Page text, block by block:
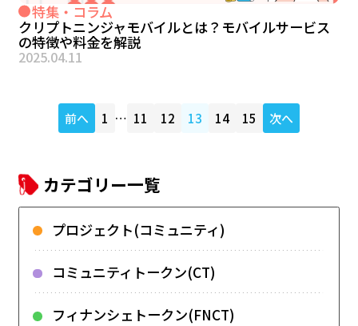
特集・コラム
クリプトニンジャモバイルとは？モバイルサービス
の特徴や料金を解説
2025.04.11
前へ 1 … 11 12 13 14 15 次へ
カテゴリー一覧
プロジェクト(コミュニティ)
コミュニティトークン(CT)
フィナンシェトークン(FNCT)